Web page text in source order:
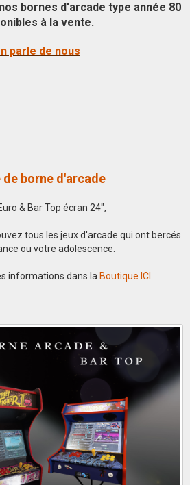
bornes d'arcade type année 80
à la vente.
parle de nous
de borne d'arcade
& Bar Top écran 24",
tous les jeux d'arcade qui ont bercés
ou votre adolescence.
informations dans la Boutique ICI